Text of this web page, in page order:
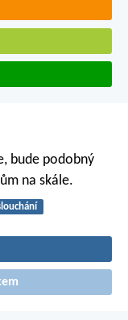
bude podobný
na skále.